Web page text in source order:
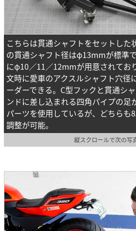
こちらは貫通シャフトをセットした
の貫通シャフト径はφ13mmが標準
にφ10／11／12mmが用意されてお
文時に愛車のアクスルシャフト穴径
ーダーできる。C型フックと貫通シ
ンドに差し込まれる四角パイプの足
パーツを使用しているが、どちらも
調整が可能。
縦スクロールで次の写